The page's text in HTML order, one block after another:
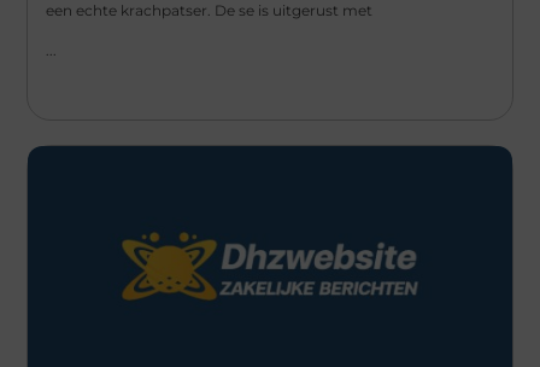
een echte krachpatser. De se is uitgerust met